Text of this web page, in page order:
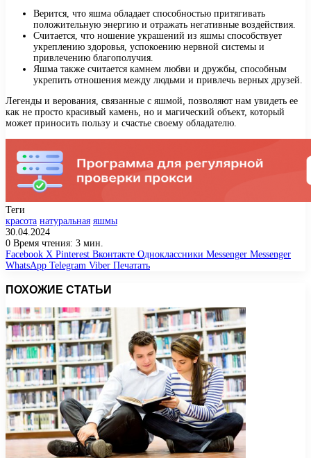
Верится, что яшма обладает способностью притягивать
положительную энергию и отражать негативные воздействия.
Считается, что ношение украшений из яшмы способствует
укреплению здоровья, успокоению нервной системы и
привлечению благополучия.
Яшма также считается камнем любви и дружбы, способным
укрепить отношения между людьми и привлечь верных друзей.
Легенды и верования, связанные с яшмой, позволяют нам увидеть ее
как не просто красивый камень, но и магический объект, который
может приносить пользу и счастье своему обладателю.
Теги
красота натуральная яшмы
30.04.2024
0 Время чтения: 3 мин.
Facebook X Pinterest Вконтакте Одноклассники Messenger Messenger
WhatsApp Telegram Viber Печатать
ПОХОЖИЕ СТАТЬИ